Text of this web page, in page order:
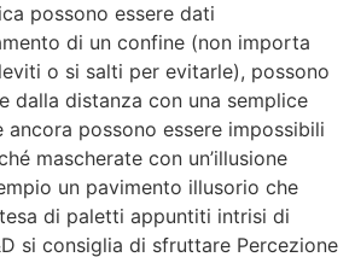
possono essere dati
di un confine (non importa
o si salti per evitarle), possono
dalla distanza con una semplice
ancora possono essere impossibili
mascherate con un’illusione
un pavimento illusorio che
di paletti appuntiti intrisi di
si consiglia di sfruttare Percezione